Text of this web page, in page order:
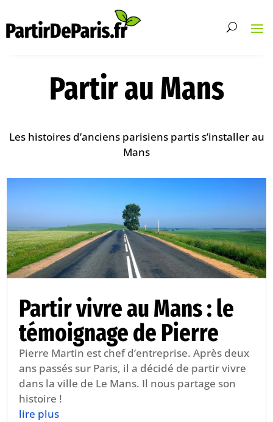
Partir au Mans
Les histoires d’anciens parisiens partis s’installer au
Mans
Partir vivre au Mans : le
témoignage de Pierre
Pierre Martin est chef d’entreprise. Après deux
ans passés sur Paris, il a décidé de partir vivre
dans la ville de Le Mans. Il nous partage son
histoire !
lire plus